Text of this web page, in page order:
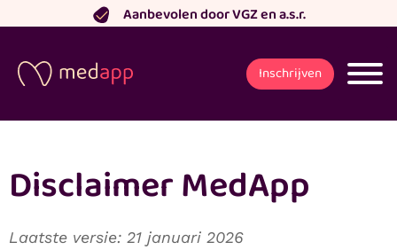
naar
inhoud
Aanbevolen door VGZ en a.s.r.
Inschrijven
Disclaimer MedApp
Laatste versie: 21 januari 2026